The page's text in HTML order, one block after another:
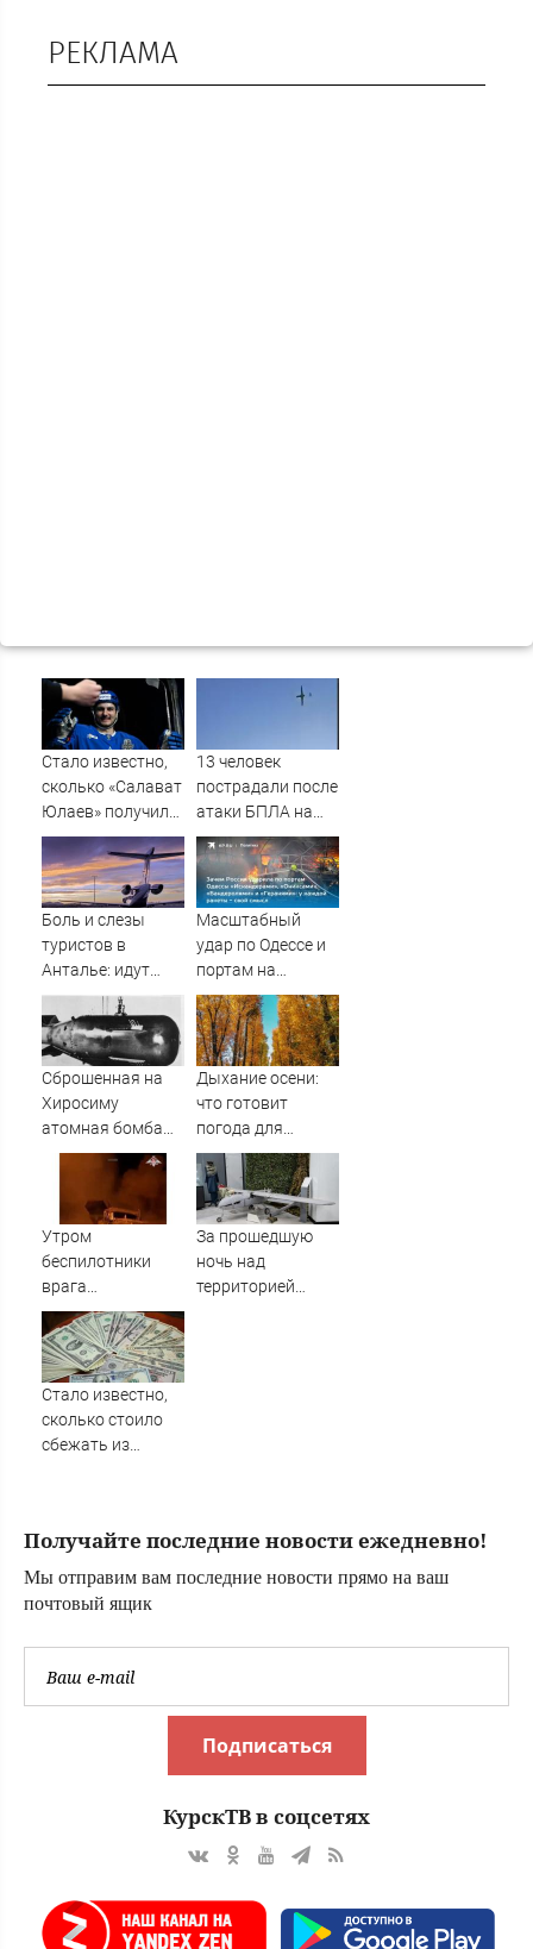
РЕКЛАМА
Стало известно,
сколько «Салават
Юлаев» получил
от СКА в сделке
по Бландиси
13 человек
пострадали после
атаки БПЛА на
российский город
Боль и слезы
туристов в
Анталье: идут
массовые
задержки рейсов
в Россию
Масштабный
удар по Одессе и
портам на
Украине:
Последние
новости,
подробности об
Сброшенная на
Хиросиму
атомная бомба
создала
невиданный
ранее металл на
Земле
Дыхание осени:
что готовит
погода для
Тверской области
на второй неделе
августа
Утром
беспилотники
врага
попытались
атаковать
предприятия в
Поволжье, но им
За прошедшую
ночь над
территорией
Стало известно,
сколько стоило
сбежать из
Получайте последние новости ежедневно!
Мы отправим вам последние новости прямо на ваш
почтовый ящик
Подписаться
КурскТВ в соцсетях